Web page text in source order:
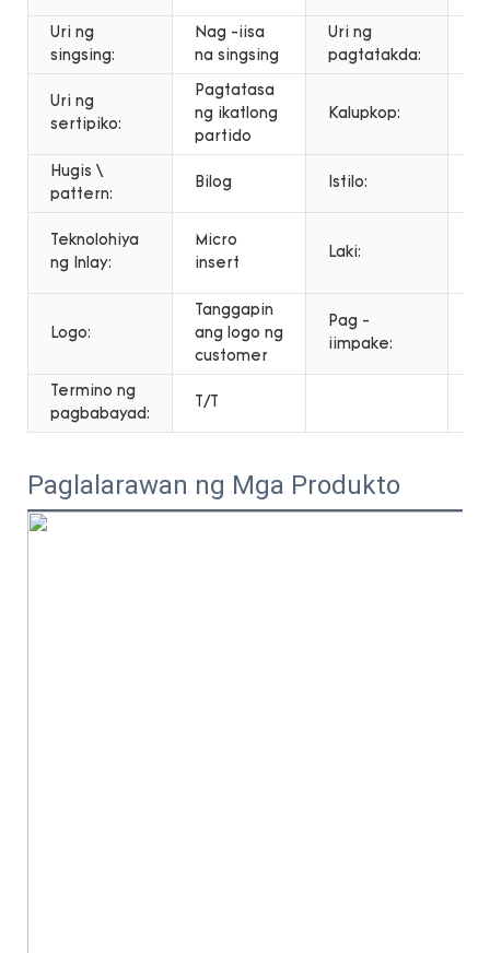
Uri ng
singsing:
Nag -iisa
na singsing
Uri ng
pagtatakda:
Uri ng
sertipiko:
Pagtatasa
ng ikatlong
partido
Kalupkop:
Hugis \
pattern:
Bilog Istilo:
Teknolohiya
ng Inlay:
Micro
insert
Laki:
Logo:
Tanggapin
ang logo ng
customer
Pag -
iimpake:
Termino ng
pagbabayad:
T/T
Paglalarawan ng Mga Produkto